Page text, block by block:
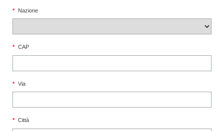
* Nazione
* CAP
* Via
* Città